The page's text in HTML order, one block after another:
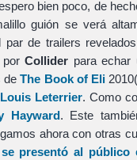
bien poco, de
guión se verá
de trailers
porCollider para echar
deThe Book of Eli
Louis Leterrier. Como
Hayward. Este
ahora con otras
presentó al público